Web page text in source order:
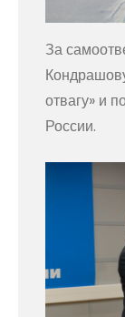
За
отвагу» и
России.